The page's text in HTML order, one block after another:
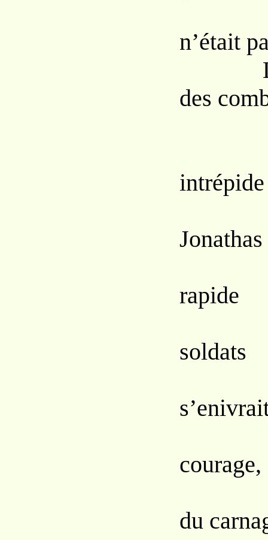
n’était
des
intrépide
rapide
soldats
courage,
du